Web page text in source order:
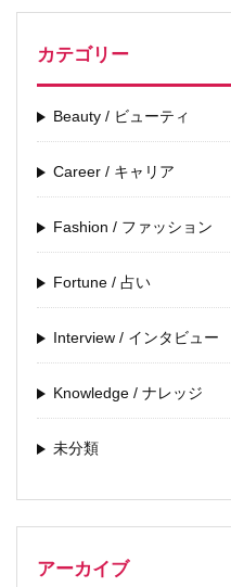
カテゴリー
Beauty / ビューティ
Career / キャリア
Fashion / ファッション
Fortune / 占い
Interview / インタビュー
Knowledge / ナレッジ
未分類
アーカイブ